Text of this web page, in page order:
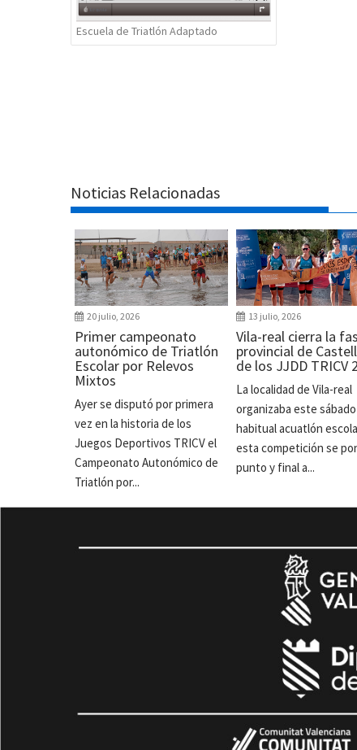
Escuela de Triatlón Adaptado
Noticias Relacionadas
20 julio, 2026
Primer campeonato
autonómico de Triatlón
Escolar por Relevos
Mixtos
Ayer se disputó por primera
vez en la historia de los
Juegos Deportivos TRICV el
Campeonato Autonómico de
Triatlón por...
13 julio, 2026
Vila-real cierra la
provincial de
de los JJDD TRICV
La localidad de Vila-real
organizaba este
habitual acuatlón
esta competición se
punto y final a...